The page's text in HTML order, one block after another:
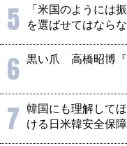
5
「米国のようには
を選ばせてはなら
6 黒い爪 高橋昭博『
7
韓国にも理解して
ける日米韓安全保